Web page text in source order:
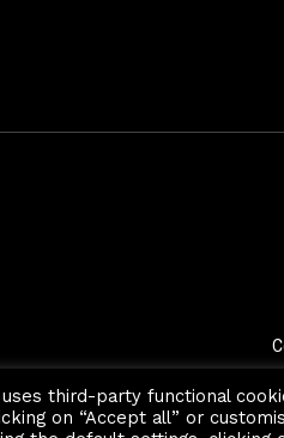
third-party functional
on “Accept all” or